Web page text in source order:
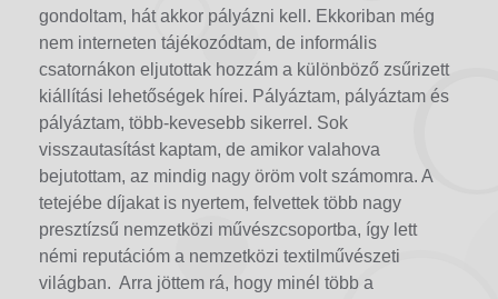
gondoltam, hát akkor pályázni kell. Ekkoriban még
nem interneten tájékozódtam, de informális
csatornákon eljutottak hozzám a különböző zsűrizett
kiállítási lehetőségek hírei. Pályáztam, pályáztam és
pályáztam, több-kevesebb sikerrel. Sok
visszautasítást kaptam, de amikor valahova
bejutottam, az mindig nagy öröm volt számomra. A
tetejébe díjakat is nyertem, felvettek több nagy
presztízsű nemzetközi művészcsoportba, így lett
némi reputációm a nemzetközi textilművészeti
világban. Arra jöttem rá, hogy minél több a